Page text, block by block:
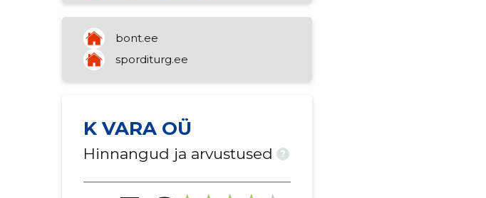
ärinõustamine
valdusfirmade tegevus
kinnisvarabüroode tegevus
suhtekorraldus
kinnisvara rentimine
bont.ee
sporditurg.ee
K VARA OÜ
Hinnangud ja arvustused ?